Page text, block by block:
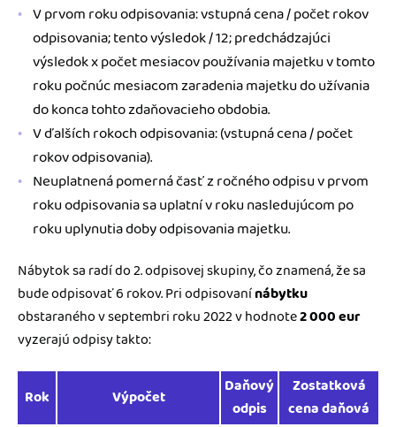
V prvom roku odpisovania: vstupná cena / počet rokov
odpisovania; tento výsledok / 12; predchádzajúci
výsledok x počet mesiacov používania majetku v tomto
roku počnúc mesiacom zaradenia majetku do užívania
do konca tohto zdaňovacieho obdobia.
V ďalších rokoch odpisovania: (vstupná cena / počet
rokov odpisovania).
Neuplatnená pomerná časť z ročného odpisu v prvom
roku odpisovania sa uplatní v roku nasledujúcom po
roku uplynutia doby odpisovania majetku.
Nábytok sa radí do 2. odpisovej skupiny, čo znamená, že sa
bude odpisovať 6 rokov. Pri odpisovanínábytku
obstaraného v septembri roku 2022 v hodnote2 000 eur
vyzerajú odpisy takto:
Rok Výpočet
Daňový
odpis
Zostatková
cena daňová